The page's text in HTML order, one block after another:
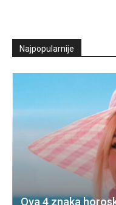
Najpopularnije
Ova 4 znaka